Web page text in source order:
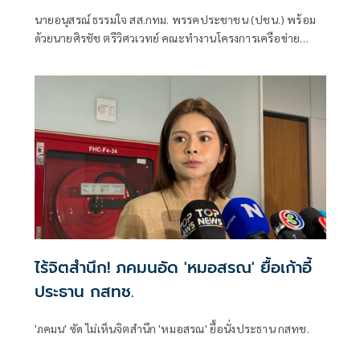
นายอนุสรณ์ ธรรมใจ สส.กทม. พรรคประชาชน (ปชน.) พร้อม
ด้วยนายศิรชัช ตรีวิศวเวทย์ คณะทำงานโครงการเครือข่าย
พัฒนาอย่างยั่งยืน แถลงคัดค้านการเยือนไทยอย่างเป็นทางการ
ไร้จิตสำนึก! ภคมนอัด 'หมอสรณ' ยื้อเก้าอี้
ประธาน กสทช.
'ภคมน' ซัด ไม่เห็นจิตสำนึก 'หมอสรณ' ยื้อนั่งประธาน กสทช.